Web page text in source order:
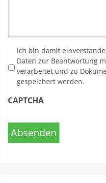
Ich bin damit
Daten zur Beantwortung
verarbeitet und zu
gespeichert werden.
CAPTCHA
Absenden